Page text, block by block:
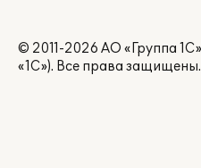
© 2011-2026 АО «Группа
«1С»). Все права защищены.